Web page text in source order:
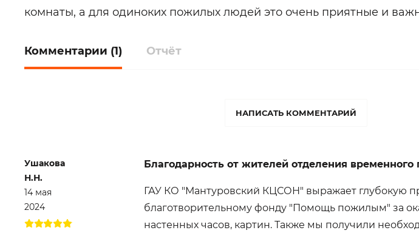
комнаты, а для одиноких пожилых людей это очень приятные и
Комментарии (1) Отчёт
НАПИСАТЬ КОММЕНТАРИЙ
Ушакова
Н.Н.
14 мая
2024
Благодарность от жителей отделения
ГАУ КО "Мантуровский КЦСОН" выражает глубокую
благотворительному фонду "Помощь пожилым" за
настенных часов, картин. Также мы получили